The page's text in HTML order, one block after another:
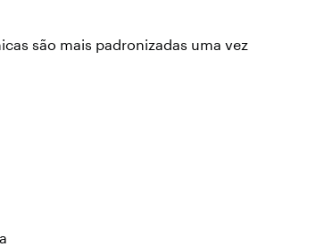
são mais padronizadas uma vez